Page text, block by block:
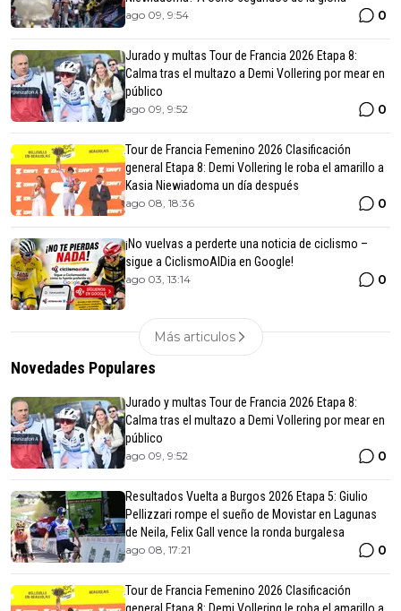
ago 09, 9:54 0
Jurado y multas Tour de Francia 2026 Etapa 8:
Calma tras el multazo a Demi Vollering por mear en
público
ago 09, 9:52 0
Tour de Francia Femenino 2026 Clasificación
general Etapa 8: Demi Vollering le roba el amarillo a
Kasia Niewiadoma un día después
ago 08, 18:36 0
¡No vuelvas a perderte una noticia de ciclismo –
sigue a CiclismoAlDia en Google!
ago 03, 13:14 0
Más articulos
Novedades Populares
Jurado y multas Tour de Francia 2026 Etapa 8:
Calma tras el multazo a Demi Vollering por mear en
público
ago 09, 9:52 0
Resultados Vuelta a Burgos 2026 Etapa 5: Giulio
Pellizzari rompe el sueño de Movistar en Lagunas
de Neila, Felix Gall vence la ronda burgalesa
ago 08, 17:21 0
Tour de Francia Femenino 2026 Clasificación